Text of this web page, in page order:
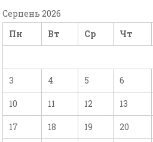
Серпень 2026
Пн
Вт Ср Чт
3 4 5 6
10 11 12 13
17 18 19 20